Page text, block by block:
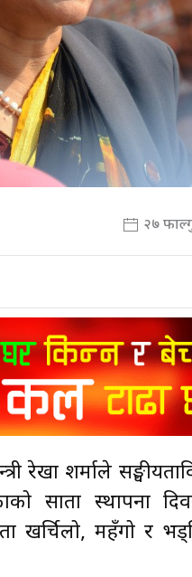
२७
रेखा शर्माले
सातौँ स्थापना
खर्चिलो, महँगो र